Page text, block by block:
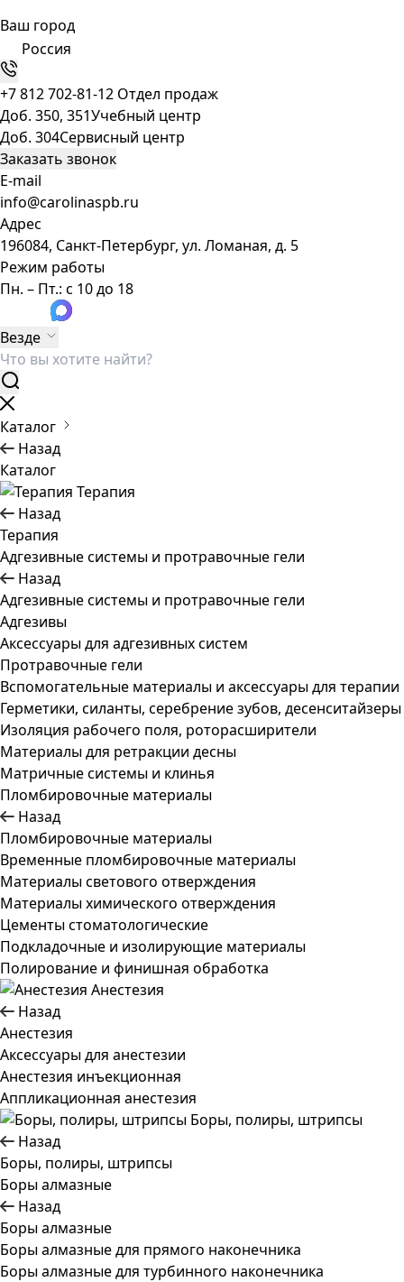
Ваш город
Россия
+7 812 702-81-12 Отдел продаж
Доб. 350, 351Учебный центр
Доб. 304Сервисный центр
Заказать звонок
E-mail
info@carolinaspb.ru
Адрес
196084, Санкт-Петербург, ул. Ломаная, д. 5
Режим работы
Пн. – Пт.: с 10 до 18
Везде
Каталог
Назад
Каталог
Терапия
Назад
Терапия
Адгезивные системы и протравочные гели
Назад
Адгезивные системы и протравочные гели
Адгезивы
Аксессуары для адгезивных систем
Протравочные гели
Вспомогательные материалы и аксессуары для терапии
Герметики, силанты, серебрение зубов, десенситайзеры
Изоляция рабочего поля, роторасширители
Материалы для ретракции десны
Матричные системы и клинья
Пломбировочные материалы
Назад
Пломбировочные материалы
Временные пломбировочные материалы
Материалы светового отверждения
Материалы химического отверждения
Цементы стоматологические
Подкладочные и изолирующие материалы
Полирование и финишная обработка
Анестезия
Назад
Анестезия
Аксессуары для анестезии
Анестезия инъекционная
Аппликационная анестезия
Боры, полиры, штрипсы
Назад
Боры, полиры, штрипсы
Боры алмазные
Назад
Боры алмазные
Боры алмазные для прямого наконечника
Боры алмазные для турбинного наконечника